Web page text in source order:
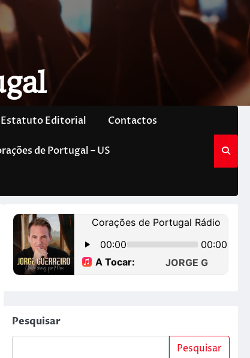
Estatuto Editorial Contactos
de Portugal – US
Pesquisar
Pesquisar